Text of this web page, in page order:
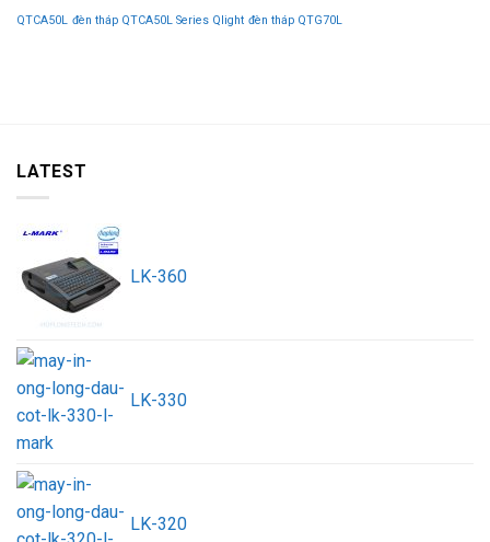
QTCA50L đèn tháp QTCA50L Series Qlight đèn tháp QTG70L
LATEST
LK-360
LK-330
LK-320